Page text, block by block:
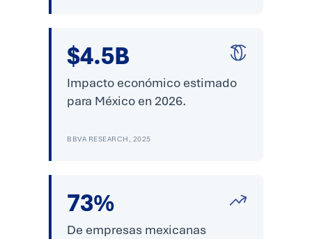
$4.5B
Impacto económico estimado
para México en 2026.
BBVA RESEARCH, 2025
73%
De empresas mexicanas